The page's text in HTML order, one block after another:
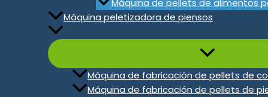
Máquina de pellets de alimentos
Máquina peletizadora de piensos
Máquina de fabricación de pellets de
Máquina de fabricación de pellets de